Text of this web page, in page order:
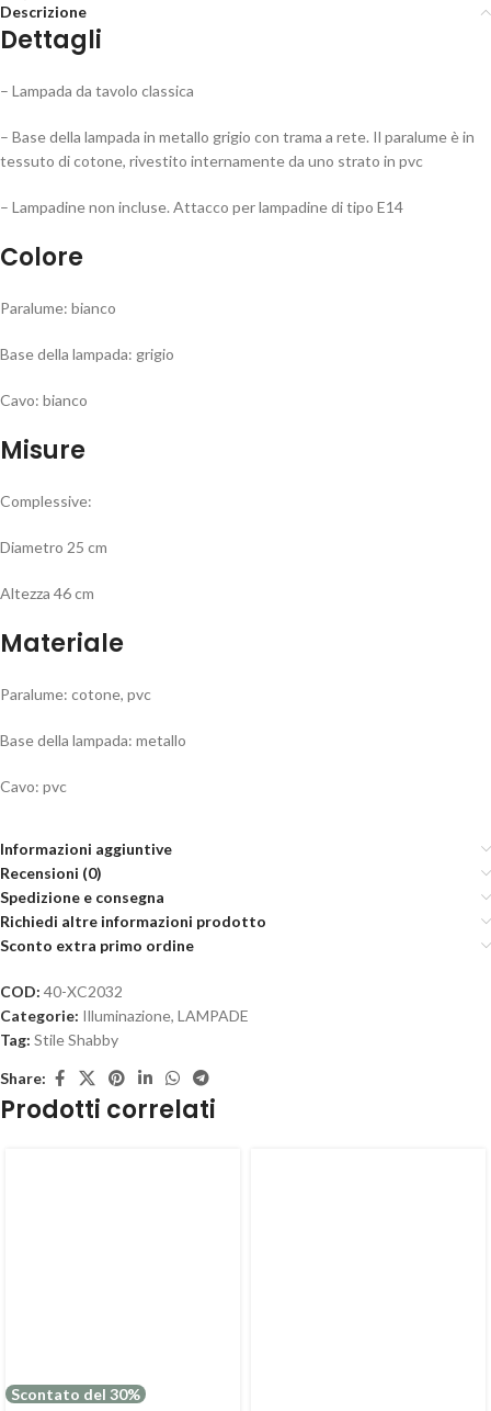
Descrizione
Dettagli
– Lampada da tavolo classica
– Base della lampada in metallo grigio con trama a rete. Il paralume è in
tessuto di cotone, rivestito internamente da uno strato in pvc
– Lampadine non incluse. Attacco per lampadine di tipo E14
Colore
Paralume: bianco
Base della lampada: grigio
Cavo: bianco
Misure
Complessive:
Diametro 25 cm
Altezza 46 cm
Materiale
Paralume: cotone, pvc
Base della lampada: metallo
Cavo: pvc
Informazioni aggiuntive
Recensioni (0)
Spedizione e consegna
Richiedi altre informazioni prodotto
Sconto extra primo ordine
COD: 40-XC2032
Categorie: Illuminazione, LAMPADE
Tag: Stile Shabby
Share:
Prodotti correlati
Scontato del 30%